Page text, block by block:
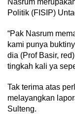
Nasrum
Politik (FISIP)
“Pak Nasrum
kami punya
dia (Prof Basir,
tingkah kali ya
Tak terima atas
melayangkan
Sulteng.